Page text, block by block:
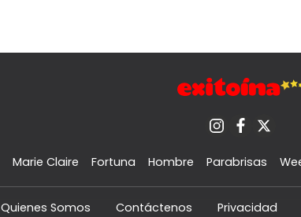
Marie Claire Fortuna Hombre Parabrisas
Quienes Somos Contáctenos Privacidad